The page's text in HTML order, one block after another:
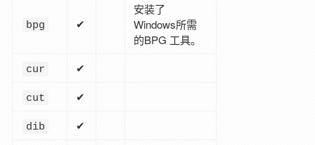
bpg ✔
安装了
Windows所需
的BPG 工具。
cur ✔
cut ✔
dib ✔